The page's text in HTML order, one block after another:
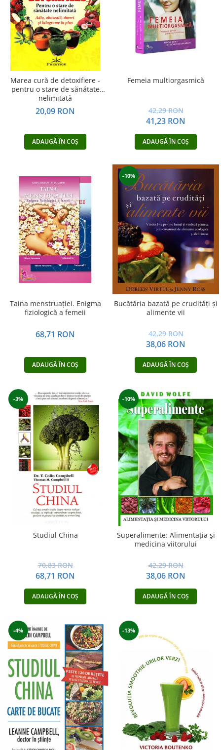
Astrologie
Știință
Seria Montauk
Seria Chico Xavier
Seria Helena Blavatsky
Umor
Non-dualitate
Alimentație
Creștinism
Vindecare
Povestiri
Relații de cuplu
Erotism
Sexualitate
Seria Masaru Emoto
Viaţa de după moarte
Cristale
Supă de pui pentru suflet
Yoga
Oracol
Spiritualitate şi ştiinţă
Fără categorie
Cunoaștere
Marea cură de detoxifiere -
pentru o stare de sănătate
nelimitată
20,09 RON
ADAUGĂ ÎN COȘ
Femeia multiorgasmică
42,29 RON
41,23 RON
ADAUGĂ ÎN COȘ
Taina menstruației. Enigma
fiziologică a femeii
68,71 RON
ADAUGĂ ÎN COȘ
-10%
Bucătăria bazată pe crudităţi şi
alimente vii
42,29 RON
38,06 RON
ADAUGĂ ÎN COȘ
-3%
Studiul China
70,83 RON
68,71 RON
ADAUGĂ ÎN COȘ
-10%
Superalimente: Alimentaţia şi
medicina viitorului
42,29 RON
38,06 RON
ADAUGĂ ÎN COȘ
-4% -13%